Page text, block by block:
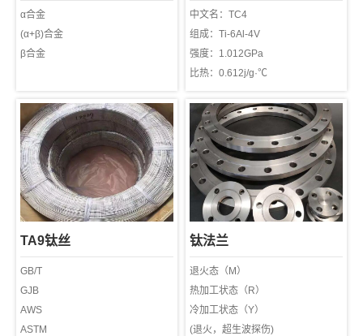
α合金
(α+β)合金
β合金
中文名：TC4
组成：Ti-6Al-4V
强度：1.012GPa
比热：0.612j/g·℃
密度：4.51g/cm3
HRC：HRC30左右
TA9钛丝
GB/T
GJB
AWS
ASTM
钛法兰
退火态（M）
热加工状态（R）
冷加工状态（Y）
(退火，超生波探伤)